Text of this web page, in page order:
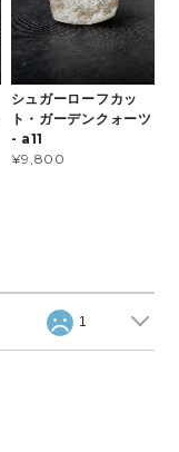
シュガーローフカッ
ト・ガーデンクォーツ
- a11
¥9,800
1